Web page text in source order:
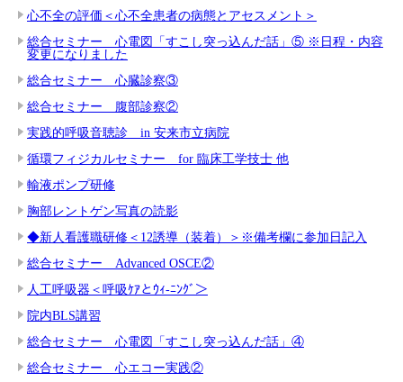
心不全の評価＜心不全患者の病態とアセスメント＞
総合セミナー 心電図「すこし突っ込んだ話」⑤ ※日程・内容
変更になりました
総合セミナー 心臓診察③
総合セミナー 腹部診察②
実践的呼吸音聴診 in 安来市立病院
循環フィジカルセミナー for 臨床工学技士 他
輸液ポンプ研修
胸部レントゲン写真の読影
◆新人看護職研修＜12誘導（装着）＞※備考欄に参加日記入
総合セミナー Advanced OSCE②
人工呼吸器＜呼吸ｹｱとｳｨ-ﾆﾝｸﾞ＞
院内BLS講習
総合セミナー 心電図「すこし突っ込んだ話」④
総合セミナー 心エコー実践②